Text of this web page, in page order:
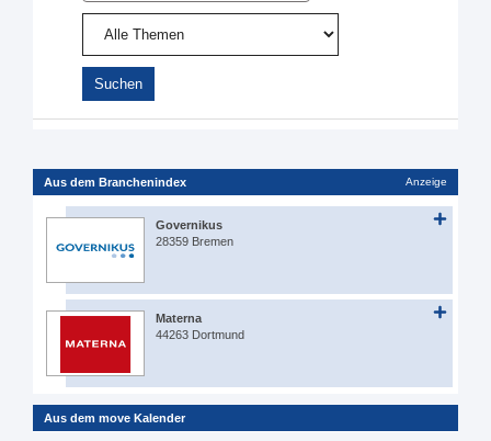
Aus dem Branchenindex Anzeige
Governikus
28359 Bremen
Materna
44263 Dortmund
Aus dem move Kalender